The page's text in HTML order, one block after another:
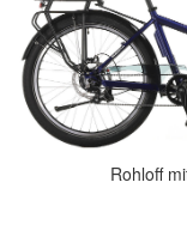
Rohloff